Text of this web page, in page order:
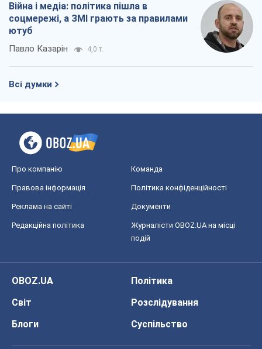
Війна і медіа: політика пішла в
соцмережі, а ЗМІ грають за правилами
ютуб
Павло Казарін 4,0 т.
Всі думки
Про компанію Команда
Правова інформація Політика конфіденційності
Реклама на сайті Документи
Редакційна політика
Журналісти OBOZ.UA на місці
подій
OBOZ.UA
Політика
Світ
Розслідування
Блоги
Суспільство